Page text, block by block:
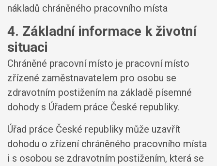
nákladů chráněného pracovního místa
4. Základní informace k životní
situaci
Chráněné pracovní místo je pracovní místo
zřízené zaměstnavatelem pro osobu se
zdravotním postižením na základě písemné
dohody s Úřadem práce České republiky.
Úřad práce České republiky může uzavřít
dohodu o zřízení chráněného pracovního místa
i s osobou se zdravotním postižením, která se